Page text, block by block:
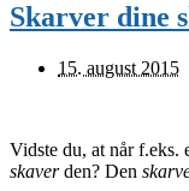
Skarver dine
15. august 2015
Vidste du, at når f.eks.
skaverden? Den